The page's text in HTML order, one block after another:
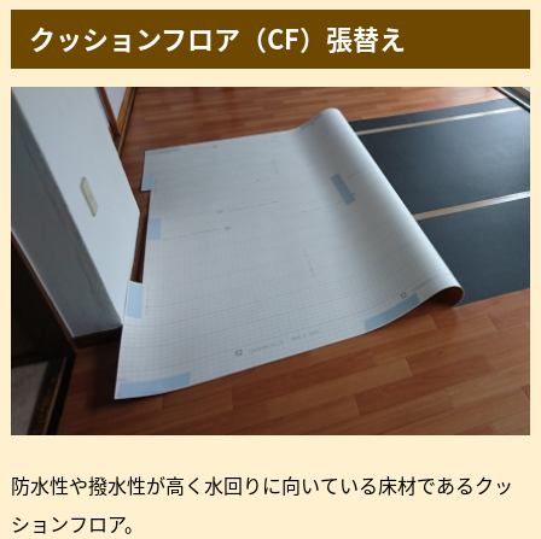
クッションフロア（CF）張替え
防水性や撥水性が高く水回りに向いている床材であるクッ
ションフロア。